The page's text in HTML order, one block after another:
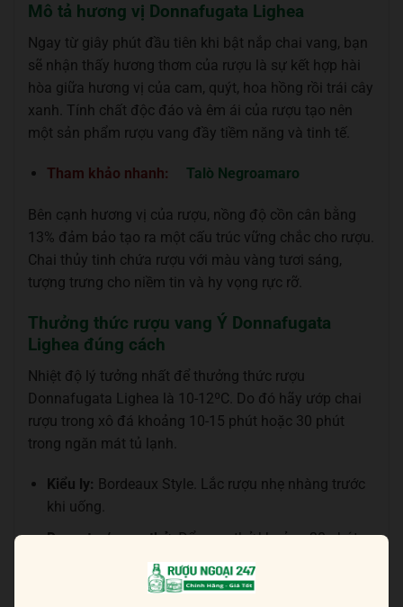
Mô tả hương vị Donnafugata Lighea
Ngay từ giây phút đầu tiên khi bật nắp chai vang, bạn
sẽ nhận thấy hương thơm của rượu là sự kết hợp hài
hòa giữa hương vị của cam, quýt, hoa hồng rồi trái cây
xanh. Tính chất độc đáo và êm ái của rượu tạo nên
một sản phẩm rượu vang đầy tiềm năng và tinh tế.
Tham khảo nhanh: Talò Negroamaro
Bên cạnh hương vị của rượu, nồng độ cồn cân bằng
13% đảm bảo tạo ra một cấu trúc vững chắc cho rượu.
Chai thủy tinh chứa rượu với màu vàng tươi sáng,
tượng trưng cho niềm tin và hy vọng rực rỡ.
Thưởng thức rượu vang Ý Donnafugata
Lighea đúng cách
Nhiệt độ lý tưởng nhất để thưởng thức rượu
Donnafugata Lighea là 10-12ºC. Do đó hãy ướp chai
rượu trong xô đá khoảng 10-15 phút hoặc 30 phút
trong ngăn mát tủ lạnh.
Kiểu ly: Bordeaux Style. Lắc rượu nhẹ nhàng trước
khi uống.
Decanter/ vang thở:Để vang thở khoảng 30 phút
trước khi thưởng thức.
Phối với thức ăn:Món nướng với các loại sốt trắng,